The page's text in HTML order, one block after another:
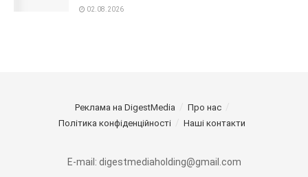
02.08.2026
Реклама на DigestMedia
Про нас
Політика конфіденційності
Наші контакти
E-mail: digestmediaholding@gmail.com